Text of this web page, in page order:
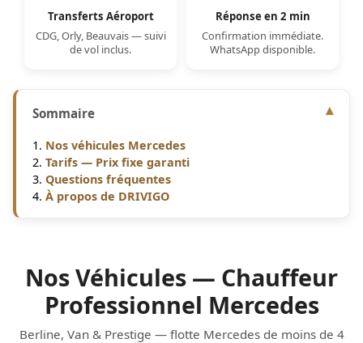
Transferts Aéroport
CDG, Orly, Beauvais — suivi
de vol inclus.
Réponse en 2 min
Confirmation immédiate.
WhatsApp disponible.
Sommaire
Nos véhicules Mercedes
Tarifs — Prix fixe garanti
Questions fréquentes
À propos de DRIVIGO
Nos Véhicules — Chauffeur
Professionnel Mercedes
Berline, Van & Prestige — flotte Mercedes de moins de 4